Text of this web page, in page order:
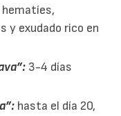
y exudado rico en
3-4 días
hasta el día 20,